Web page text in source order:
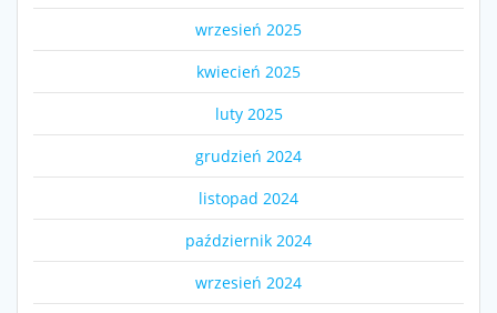
wrzesień 2025
kwiecień 2025
luty 2025
grudzień 2024
listopad 2024
październik 2024
wrzesień 2024